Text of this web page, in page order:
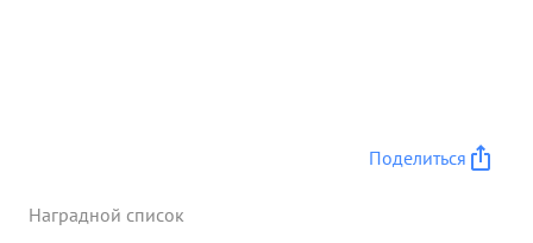
закрытой позиции орудия 1 от Крокова совтемо с
другими только под Пинскот уничтожило /
подавлено чем ументожены 2 мин батареи,
Поделиться
Наградной список